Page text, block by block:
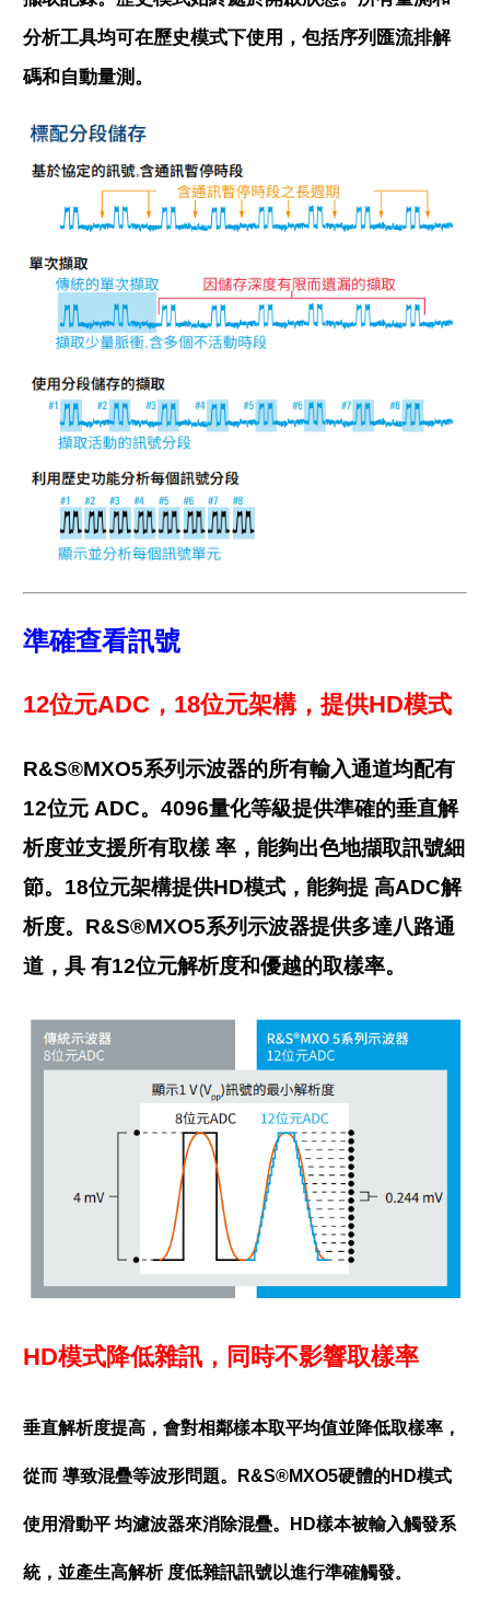
分析工具均可在歷史模式下使用，包括序列匯流排解
碼和自動量測。
準確查看訊號
12位元ADC，18位元架構，提供HD模式
R&S®MXO5系列示波器的所有輸入通道均配有
12位元 ADC。4096量化等級提供準確的垂直解
析度並支援所有取樣 率，能夠出色地擷取訊號細
節。18位元架構提供HD模式，能夠提 高ADC解
析度。R&S®MXO5系列示波器提供多達八路通
道，具 有12位元解析度和優越的取樣率。
HD模式降低雜訊，同時不影響取樣率
垂直解析度提高，會對相鄰樣本取平均值並降低取樣率，
從而 導致混疊等波形問題。R&S®MXO5硬體的HD模式
使用滑動平 均濾波器來消除混疊。HD樣本被輸入觸發系
統，並產生高解析 度低雜訊訊號以進行準確觸發。